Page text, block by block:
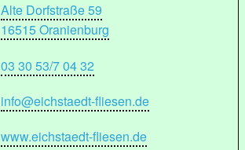
Alte Dorfstraße 59
16515 Oranienburg
03 30 53/7 04 32
info@eichstaedt-fliesen.de
www.eichstaedt-fliesen.de